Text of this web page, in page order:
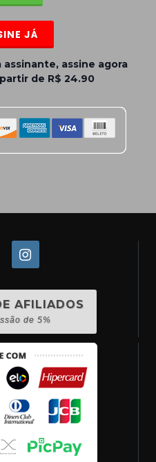
JÁ
assine agora
de R$ 24.90
AFILIADOS
de 5%